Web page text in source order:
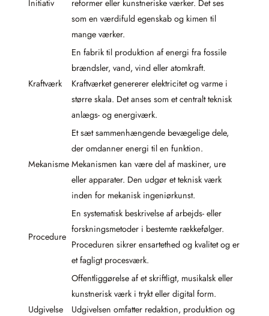
Initiativ
reformer eller kunstneriske værker. Det ses
som en værdifuld egenskab og kimen til
mange værker.
Kraftværk
En fabrik til produktion af energi fra fossile
brændsler, vand, vind eller atomkraft.
Kraftværket genererer elektricitet og varme i
større skala. Det anses som et centralt teknisk
anlægs- og energiværk.
Mekanisme
Et sæt sammenhængende bevægelige dele,
der omdanner energi til en funktion.
Mekanismen kan være del af maskiner, ure
eller apparater. Den udgør et teknisk værk
inden for mekanisk ingeniørkunst.
Procedure
En systematisk beskrivelse af arbejds- eller
forskningsmetoder i bestemte rækkefølger.
Proceduren sikrer ensartethed og kvalitet og er
et fagligt procesværk.
Udgivelse
Offentliggørelse af et skriftligt, musikalsk eller
kunstnerisk værk i trykt eller digital form.
Udgivelsen omfatter redaktion, produktion og